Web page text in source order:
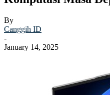
By
Canggih ID
-
January 14, 2025